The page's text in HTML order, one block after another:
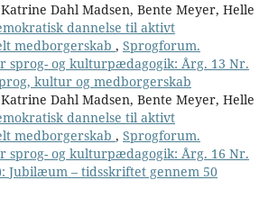
Katrine Dahl Madsen, Bente Meyer, Helle
dannelse til aktivt
medborgerskab , Sprogforum.
sprog- og kulturpædagogik: Årg. 13 Nr.
kultur og medborgerskab
Katrine Dahl Madsen, Bente Meyer, Helle
dannelse til aktivt
medborgerskab , Sprogforum.
sprog- og kulturpædagogik: Årg. 16 Nr.
Jubilæum – tidsskriftet gennem 50